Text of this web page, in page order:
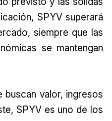
SPYV superará
siempre que las
se mantengan
buscan valor, ingresos
SPYV es uno de los